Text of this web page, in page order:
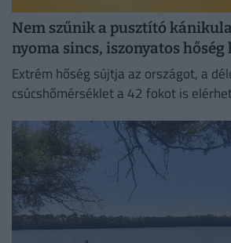
Nem szűnik a pusztító
nyoma sincs, iszonyatos hőség
Extrém hőség sújtja az országot, a
csúcshőmérséklet a 42 fokot is